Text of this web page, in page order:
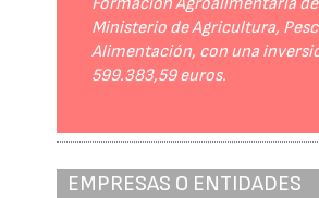
Ministerio de Agricultura,
Alimentación, con una
599.383,59 euros.
EMPRESAS O ENTIDADES